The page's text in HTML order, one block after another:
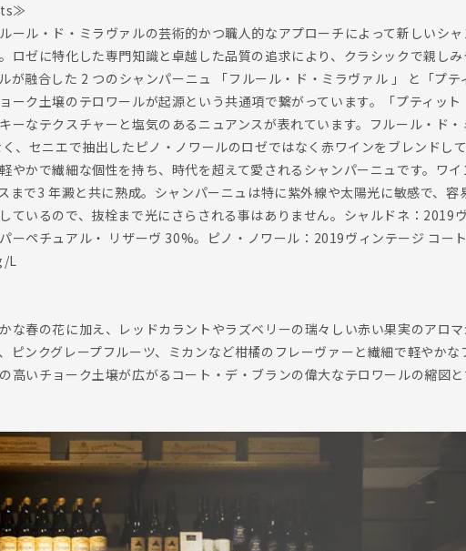
ール・ド・ミラヴァルの芸術的かつ職人的なアプローチによって新しいシ
ロゼに特化した専門知識と卓越した品質の追求により、クラシックで親し
が融合した 2 つのシャンパーニュ 「フルール・ド・ミラヴァル 」 と「プ
ーク土壌のテロワールが起源という共通項で繋がっています。「プティッ
ーなテクスチャーと塩気のあるニュアンスが表れています。フルール・ド
、セニエで抽出したピノ・ノワールのロゼではなく赤ワインをブレンドし
やかで繊細な個性を持ち、時代を超えて愛されるシャンパーニュです。ワ
まで3 年澱と共に熟成。シャンパーニュは特に紫外線や太陽光に敏感で、
ているので、抜栓まで光にさらされる事はありません。シャルドネ：2019
ーペチュアル・ リザーヴ 30%。ピノ・ノワール：2019ヴィンテージ コー
L
な春の花に加え、レッドカラントやラズベリーの瑞々しい赤い果実のアロ
ピンクグレープフルーツ、ミカンなど柑橘のフレーヴァーと繊細で軽やか
高いチョーク土壌が広がるコート・デ・ブランの偉大なテロワールの縮図